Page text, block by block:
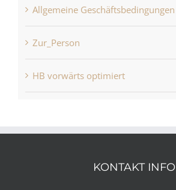
Allgemeine Geschäftsbedingungen
Zur_Person
HB vorwärts optimiert
KONTAKT INFO